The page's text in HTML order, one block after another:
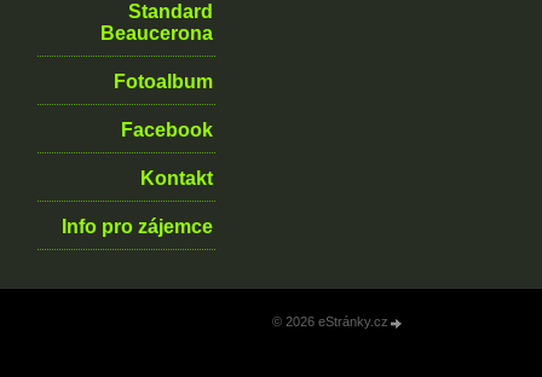
Standard
Beaucerona
Fotoalbum
Facebook
Kontakt
Info pro zájemce
© 2026 eStránky.cz